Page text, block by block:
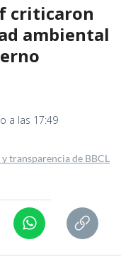
criticaron
ambiental
a las 17:49
y transparencia de BBCL